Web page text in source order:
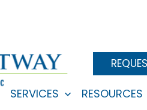
SERVICES
Open
RESOURCES